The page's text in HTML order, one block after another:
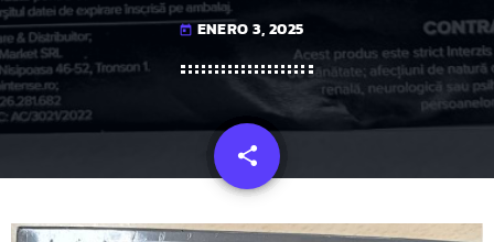
today ENERO 3, 2025
share
email